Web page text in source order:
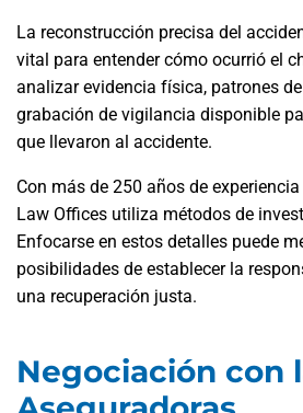
La reconstrucción precisa del
vital para entender cómo ocurrió el
analizar evidencia física, patrones
grabación de vigilancia disponible
que llevaron al accidente.
Con más de 250 años de
Law Offices utiliza métodos de
Enfocarse en estos detalles puede
posibilidades de establecer la
una recuperación justa.
Negociación con